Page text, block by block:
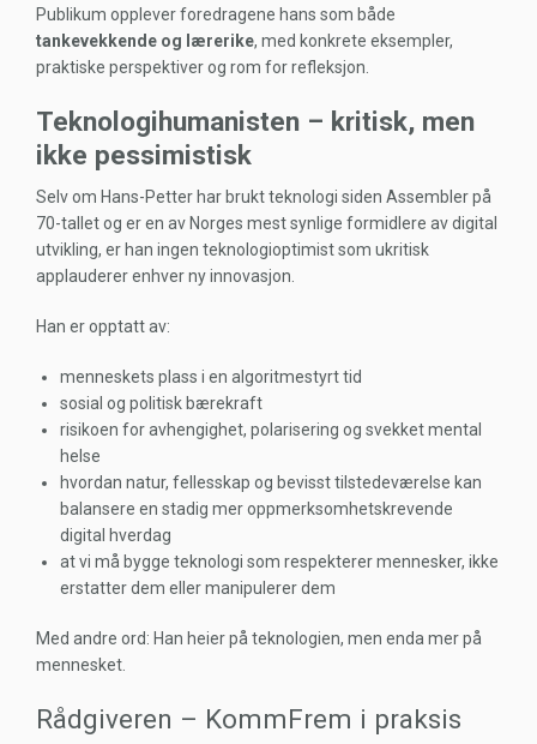
Publikum opplever foredragene hans som både
tankevekkende og lærerike, med konkrete eksempler,
praktiske perspektiver og rom for refleksjon.
Teknologihumanisten – kritisk, men
ikke pessimistisk
Selv om Hans-Petter har brukt teknologi siden Assembler på
70-tallet og er en av Norges mest synlige formidlere av digital
utvikling, er han ingen teknologioptimist som ukritisk
applauderer enhver ny innovasjon.
Han er opptatt av:
menneskets plass i en algoritmestyrt tid
sosial og politisk bærekraft
risikoen for avhengighet, polarisering og svekket mental
helse
hvordan natur, fellesskap og bevisst tilstedeværelse kan
balansere en stadig mer oppmerksomhetskrevende
digital hverdag
at vi må bygge teknologi som respekterer mennesker, ikke
erstatter dem eller manipulerer dem
Med andre ord: Han heier på teknologien, men enda mer på
mennesket.
Rådgiveren – KommFrem i praksis